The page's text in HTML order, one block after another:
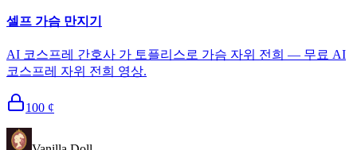
셀프 가슴 만지기
AI 코스프레 간호사 가 토플리스로 가슴 자위 전희 — 무료 AI
코스프레 자위 전희 영상.
100 ¢